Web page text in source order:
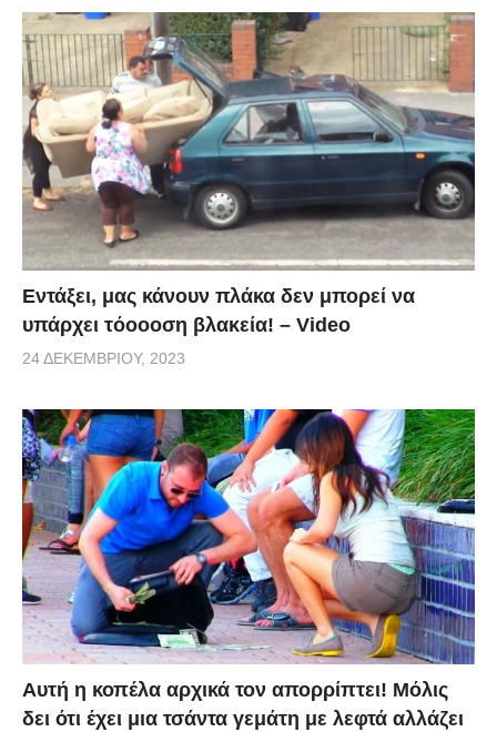
Εντάξει, μας κάνουν πλάκα δεν μπορεί να
υπάρχει τόοοοση βλακεία! – Video
24 ΔΕΚΕΜΒΡΊΟΥ, 2023
Αυτή η κοπέλα αρχικά τον απορρίπτει! Μόλις
δει ότι έχει μια τσάντα γεμάτη με λεφτά αλλάζει